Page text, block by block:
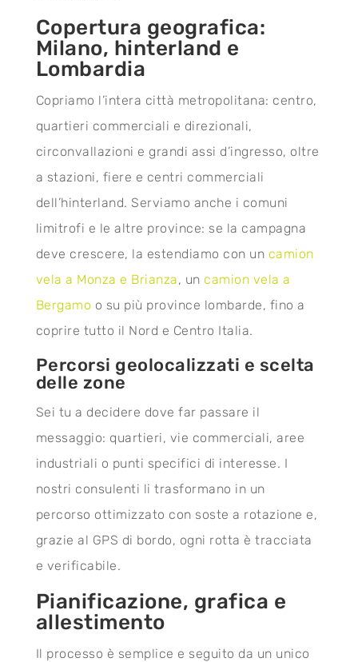
Copertura geografica:
Milano, hinterland e
Lombardia
Copriamo l’intera città metropolitana: centro,
quartieri commerciali e direzionali,
circonvallazioni e grandi assi d’ingresso, oltre
a stazioni, fiere e centri commerciali
dell’hinterland. Serviamo anche i comuni
limitrofi e le altre province: se la campagna
deve crescere, la estendiamo con un camion
vela a Monza e Brianza, uncamion vela a
Bergamo o su più province lombarde, fino a
coprire tutto il Nord e Centro Italia.
Percorsi geolocalizzati e scelta
delle zone
Sei tu a decidere dove far passare il
messaggio: quartieri, vie commerciali, aree
industriali o punti specifici di interesse. I
nostri consulenti li trasformano in un
percorso ottimizzato con soste a rotazione e,
grazie al GPS di bordo, ogni rotta è tracciata
e verificabile.
Pianificazione, grafica e
allestimento
Il processo è semplice e seguito da un unico